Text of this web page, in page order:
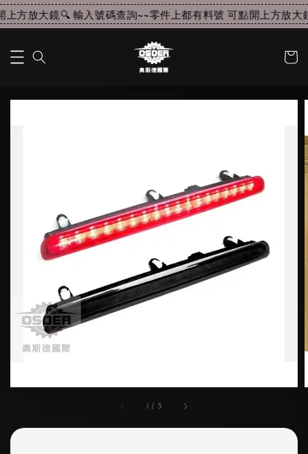
方放大鏡🔍 輸入號碼查詢~~零件上都有料號 可點開上方放大
1 / 3